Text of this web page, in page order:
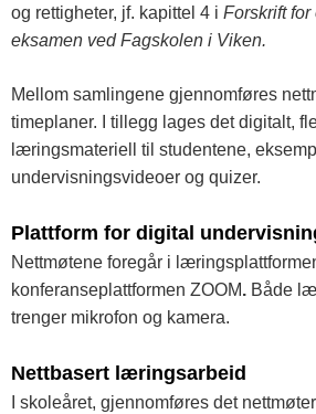
og rettigheter, jf. kapittel 4 i Forskrift for
eksamen ved Fagskolen i Viken.
Mellom samlingene gjennomføres
timeplaner. I tillegg lages det digitalt,
læringsmateriell til studentene,
undervisningsvideoer og quizer.
Plattform for digital
Nettmøtene foregår i
konferanseplattformen ZOOM. Både
trenger mikrofon og kamera.
Nettbasert læringsarbeid
I skoleåret, gjennomføres det